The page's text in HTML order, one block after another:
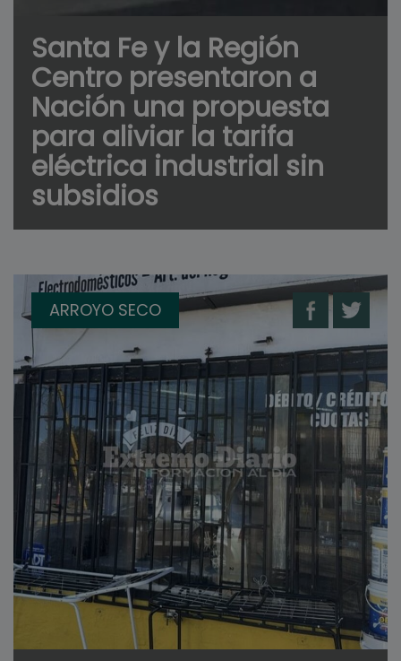
Santa Fe y la Región
Centro presentaron a
Nación una propuesta
para aliviar la tarifa
eléctrica industrial sin
subsidios
ARROYO SECO